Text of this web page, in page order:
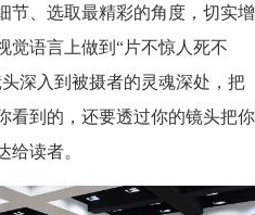
节、选取最精彩的角度，切实增
觉语言上做到“片不惊人死不
深入到被摄者的灵魂深处，把
看到的，还要透过你的镜头把你
给读者。